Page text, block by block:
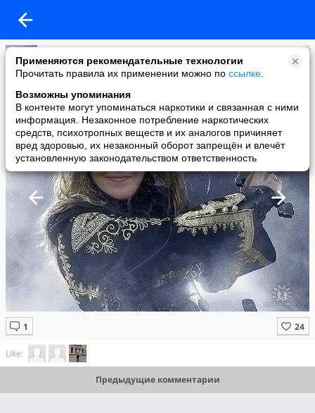
Применяются рекомендательные технологии
Прочитать правила их применении можно по ссылке
Возможны упоминания
В контенте могут упоминаться наркотики и связанная с ними
информация. Незаконное потребление наркотических
средств, психотропных веществ и их аналогов причиняет
вред здоровью, их незаконный оборот запрещён и влечёт
установленную законодательством ответственность
Jimmy19111966
added a photo
21 Nov в 11:10
Like:
Предыдущие комментарии